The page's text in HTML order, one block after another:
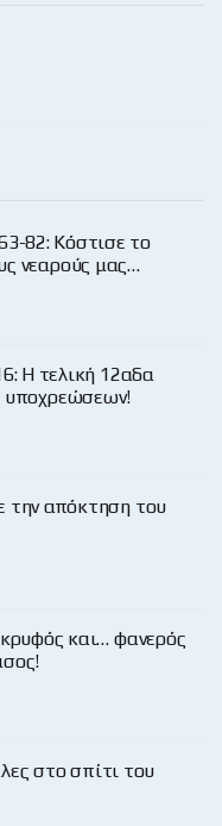
82: Κόστισε το
νεαρούς μας…
Η τελική 12αδα
υποχρεώσεων!
την απόκτηση του
και… φανερός
στο σπίτι του